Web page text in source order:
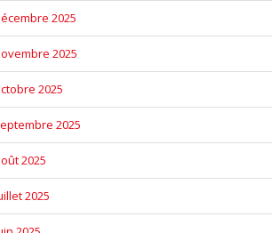
2025
2025
2025
2025
2025
2025